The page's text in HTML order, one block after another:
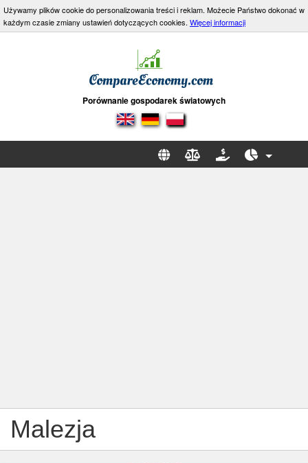
Używamy plików cookie do personalizowania treści i reklam. Możecie Państwo dokonać w
każdym czasie zmiany ustawień dotyczących cookies. Więcej informacji
Porównanie gospodarek światowych
Malezja